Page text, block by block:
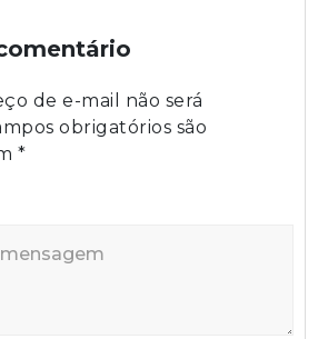
de e-mail não será
obrigatórios são
*